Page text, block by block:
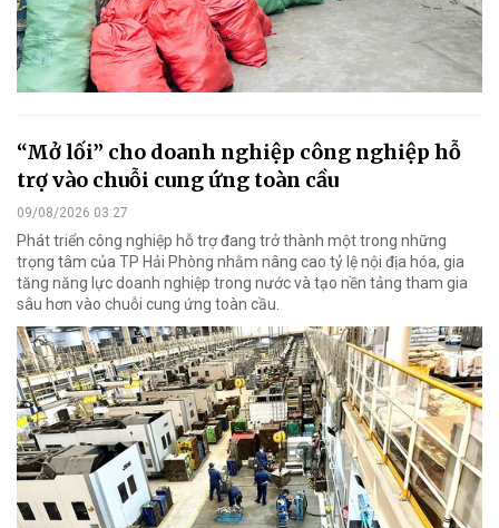
“Mở lối” cho doanh nghiệp công nghiệp hỗ
trợ vào chuỗi cung ứng toàn cầu
09/08/2026 03:27
Phát triển công nghiệp hỗ trợ đang trở thành một trong những
trọng tâm của TP Hải Phòng nhằm nâng cao tỷ lệ nội địa hóa, gia
tăng năng lực doanh nghiệp trong nước và tạo nền tảng tham gia
sâu hơn vào chuỗi cung ứng toàn cầu.